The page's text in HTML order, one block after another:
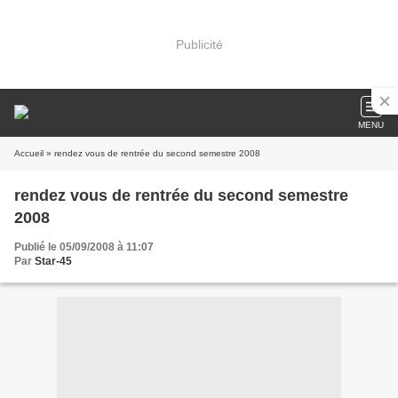
Publicité
MENU
Accueil » rendez vous de rentrée du second semestre 2008
rendez vous de rentrée du second semestre
2008
Publié le 05/09/2008 à 11:07
Par Star-45